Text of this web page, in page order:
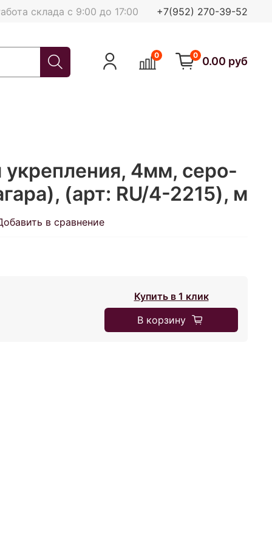
склада с 9:00 до 17:00 +7(952) 270-39-52
0 0 0.00 руб
укрепления, 4мм, серо-
(арт: RU/4-2215), м
в сравнение
Купить в 1 клик
В корзину